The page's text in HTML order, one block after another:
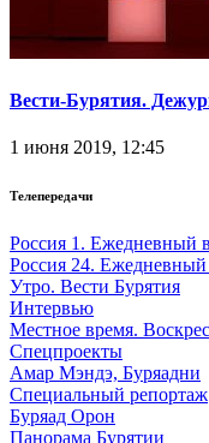
Вести-Бурятия.
1 июня 2019, 12:45
Телепередачи
Россия 1. Ежедневный
Россия 24.
Утро. Вести Бурятия
Интервью
Местное время.
Спецпроекты
Амар Мэндэ, Буряадни
Специальный репортаж
Буряад Орон
Панорама Бурятии